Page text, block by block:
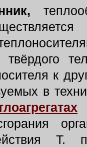
твёрдого
к
в
Т.